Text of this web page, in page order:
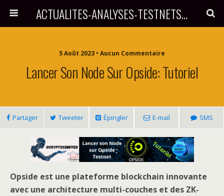
ACTUALITES-ANALYSES-TESTNETS-AIRDROPS PAR CRYPTOSNIFFER
5 Août 2023 • Aucun Commentaire
Lancer Son Node Sur Opside: Tutoriel
Partager Tweeter Épingler E-mail SMS
Opside est une plateforme blockchain innovante
avec une architecture multi-couches et des ZK-